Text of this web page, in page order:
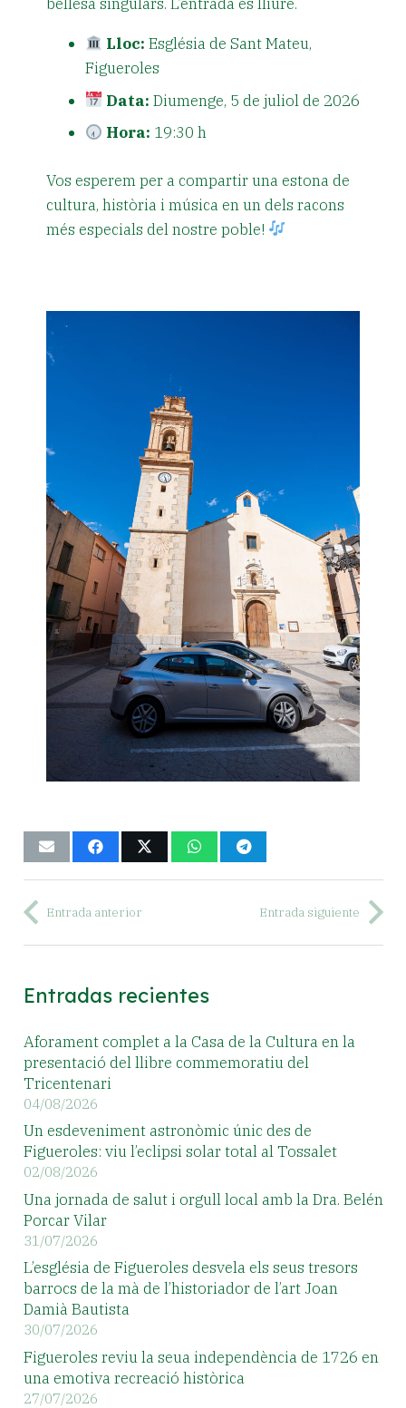
Lloc: Església de Sant Mateu,
Figueroles
Data: Diumenge, 5 de juliol de 2026
Hora: 19:30 h
Vos esperem per a compartir una estona de
cultura, història i música en un dels racons
més especials del nostre poble!
Entrada anterior Entrada siguiente
Entradas recientes
Aforament complet a la Casa de la Cultura en la
presentació del llibre commemoratiu del
Tricentenari
04/08/2026
Un esdeveniment astronòmic únic des de
Figueroles: viu l’eclipsi solar total al Tossalet
02/08/2026
Una jornada de salut i orgull local amb la Dra. Belén
Porcar Vilar
31/07/2026
L’església de Figueroles desvela els seus tresors
barrocs de la mà de l’historiador de l’art Joan
Damià Bautista
30/07/2026
Figueroles reviu la seua independència de 1726 en
una emotiva recreació històrica
27/07/2026